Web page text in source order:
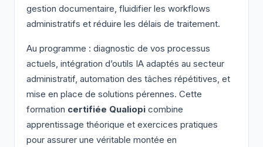
gestion documentaire, fluidifier les workflows
administratifs et réduire les délais de traitement.
Au programme : diagnostic de vos processus
actuels, intégration d’outils IA adaptés au secteur
administratif, automation des tâches répétitives, et
mise en place de solutions pérennes. Cette
formation certifiée Qualiopi combine
apprentissage théorique et exercices pratiques
pour assurer une véritable montée en